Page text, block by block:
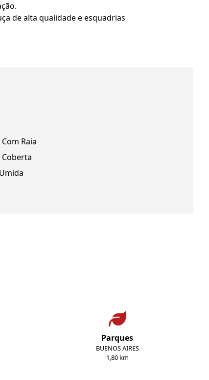
de alta qualidade e esquadrias
Raia
Coberta
Parques
BUENOS AIRES
1,80 km